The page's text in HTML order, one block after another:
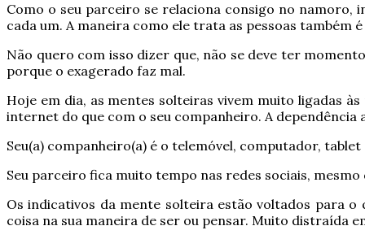
Como o seu parceiro se relaciona consigo no
cada um. A maneira como ele trata as pessoas também
Não quero com isso dizer que, não se deve ter
porque o exagerado faz mal.
Hoje em dia, as mentes solteiras vivem muito ligadas
internet do que com o seu companheiro. A
Seu(a) companheiro(a) é o telemóvel, computador,
Seu parceiro fica muito tempo nas redes sociais,
Os indicativos da mente solteira estão voltados para
coisa na sua maneira de ser ou pensar. Muito distraída